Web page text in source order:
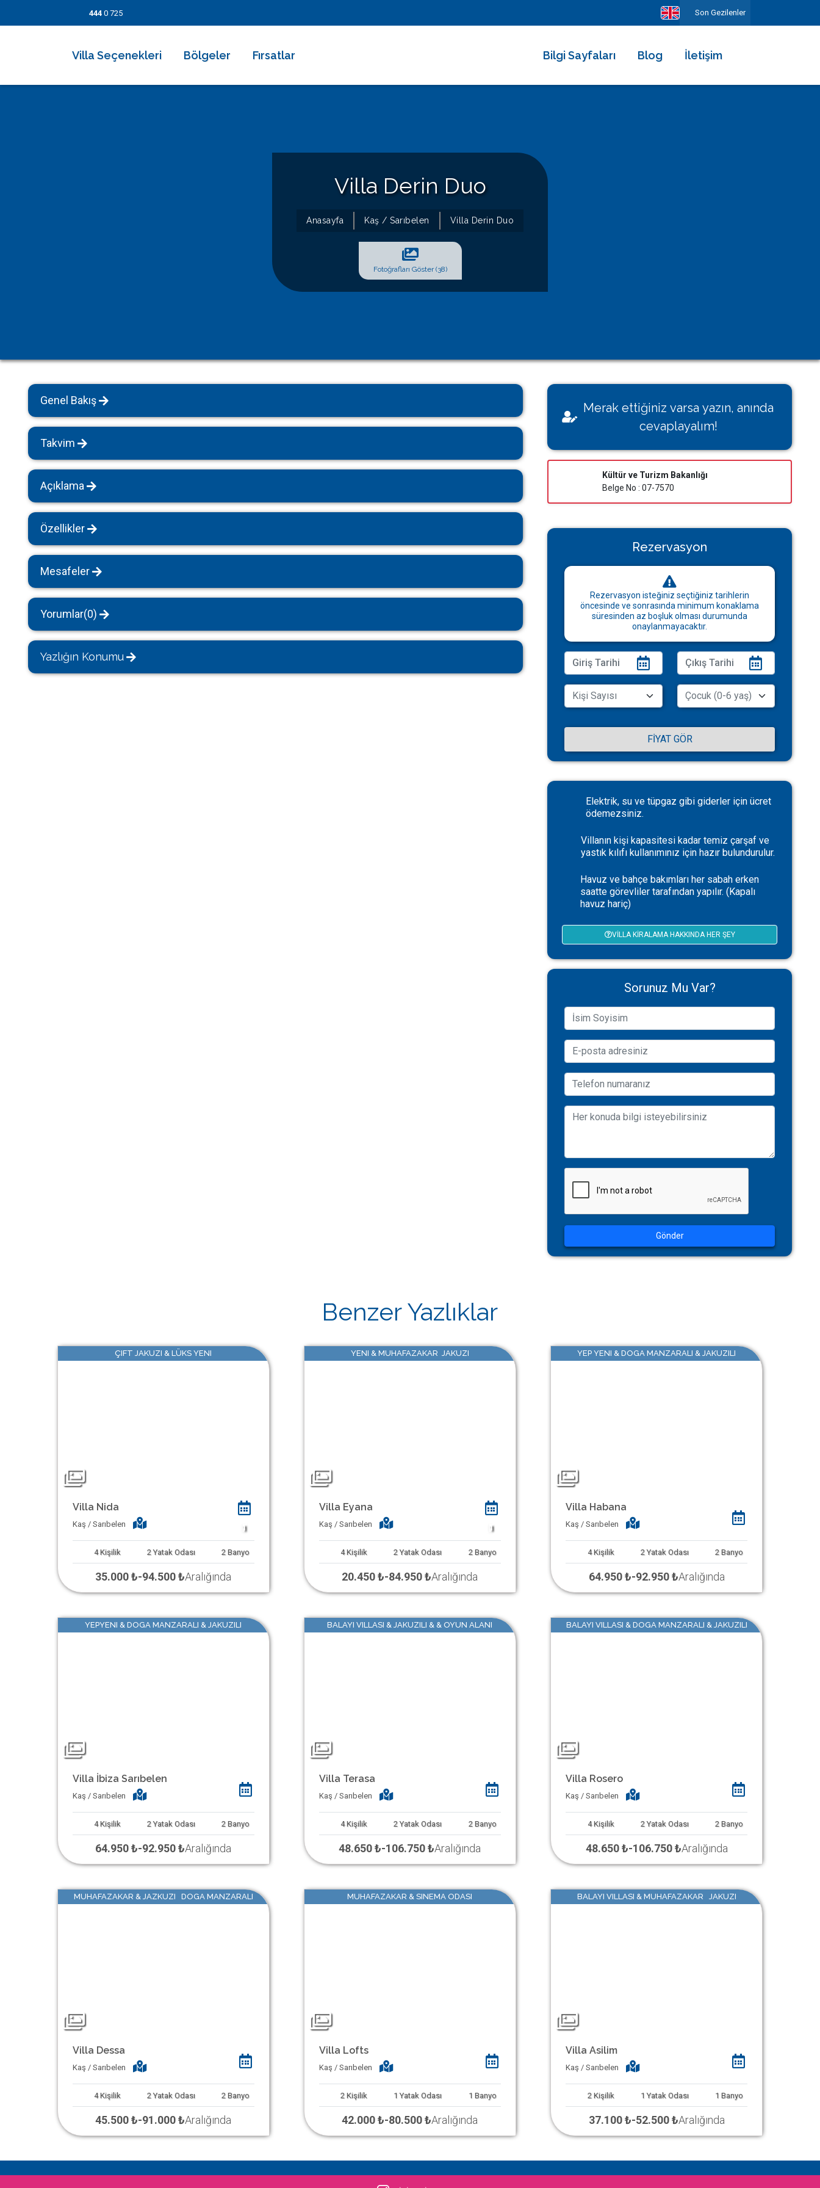
444 0 725 Son Gezilenler
Villa Seçenekleri
Kiralık Apartlar
Bungalov Evler
Kahvaltı Dahil Villalar
Tüm Villalar
Bölgeler Fırsatlar Bilgi Sayfaları
Villamı Kiraya Vermek İstiyorum
Sağlığınız Bizim İçin Değerli
Konut İzin Belge Başvurusu
Bakanlık Belgeli Konutlar
Blog İletişim
Villa Derin Duo
Anasayfa Kaş / Sarıbelen Villa Derin Duo
Fotoğrafları Göster (38)
Genel Bakış
Takvim
Açıklama
Özellikler
Mesafeler
Yorumlar(0)
Yazlığın Konumu
Merak ettiğiniz varsa yazın, anında
cevaplayalım!
Kültür ve Turizm Bakanlığı
Belge No : 07-7570
Rezervasyon
Rezervasyon isteğiniz seçtiğiniz tarihlerin
öncesinde ve sonrasında minimum konaklama
süresinden az boşluk olması durumunda
onaylanmayacaktır.
FIYAT GÖR
Elektrik, su ve tüpgaz gibi giderler için ücret
ödemezsiniz.
Villanın kişi kapasitesi kadar temiz çarşaf ve
yastık kılıfı kullanımınız için hazır bulundurulur.
Havuz ve bahçe bakımları her sabah erken
saatte görevliler tarafından yapılır. (Kapalı
havuz hariç)
VILLA KIRALAMA HAKKINDA HER ŞEY
Sorunuz Mu Var?
Gönder
Benzer Yazlıklar
ÇIFT JAKUZI & LÜKS YENI
Villa Nida
Kaş / Sarıbelen 1
4 Kişilik 2 Yatak Odası 2 Banyo
35.000 ₺-94.500 ₺Aralığında
YENI & MUHAFAZAKAR JAKUZI
Villa Eyana
Kaş / Sarıbelen 1
4 Kişilik 2 Yatak Odası 2 Banyo
20.450 ₺-84.950 ₺Aralığında
YEP YENI & DOGA MANZARALI & JAKUZILI
Villa Habana
Kaş / Sarıbelen
4 Kişilik 2 Yatak Odası 2 Banyo
64.950 ₺-92.950 ₺Aralığında
YEPYENI & DOGA MANZARALI & JAKUZILI
Villa İbiza Sarıbelen
Kaş / Sarıbelen
4 Kişilik 2 Yatak Odası 2 Banyo
64.950 ₺-92.950 ₺Aralığında
BALAYI VILLASI & JAKUZILI & & OYUN ALANI
Villa Terasa
Kaş / Sarıbelen
4 Kişilik 2 Yatak Odası 2 Banyo
48.650 ₺-106.750 ₺Aralığında
BALAYI VILLASI & DOGA MANZARALI & JAKUZILI
Villa Rosero
Kaş / Sarıbelen
4 Kişilik 2 Yatak Odası 2 Banyo
48.650 ₺-106.750 ₺Aralığında
MUHAFAZAKAR & JAZKUZI DOGA MANZARALI
Villa Dessa
Kaş / Sarıbelen
4 Kişilik 2 Yatak Odası 2 Banyo
45.500 ₺-91.000 ₺Aralığında
MUHAFAZAKAR & SINEMA ODASI
Villa Lofts
Kaş / Sarıbelen
2 Kişilik 1 Yatak Odası 1 Banyo
42.000 ₺-80.500 ₺Aralığında
BALAYI VILLASI & MUHAFAZAKAR JAKUZI
Villa Asilim
Kaş / Sarıbelen
2 Kişilik 1 Yatak Odası 1 Banyo
37.100 ₺-52.500 ₺Aralığında